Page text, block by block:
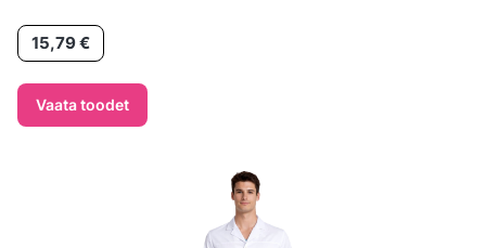
Hind15,79 €
Vaata toodet